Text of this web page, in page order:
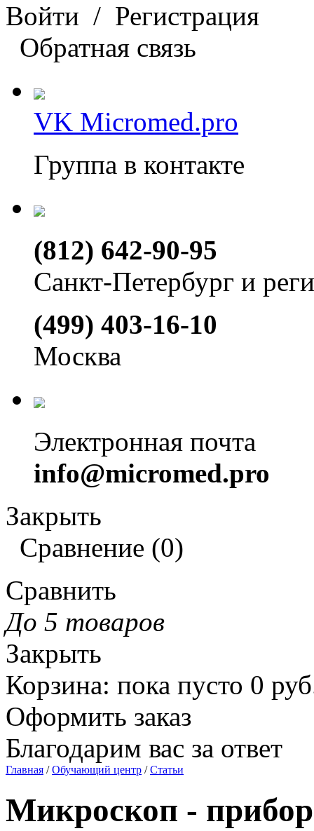
Войти / Регистрация
Обратная связь
VK Micromed.pro
Группа в контакте
(812) 642-90-95
Санкт-Петербург и
(499) 403-16-10
Москва
Электронная почта
info@micromed.pro
Закрыть
Сравнение (0)
Сравнить
До 5 товаров
Закрыть
Корзина: пока пусто 0
Оформить заказ
Благодарим вас за ответ
Главная / Обучающий центр / Статьи
Микроскоп -